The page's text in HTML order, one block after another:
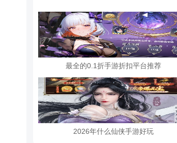
最全的0.1折手游折扣平台推荐
2026年什么仙侠手游好玩